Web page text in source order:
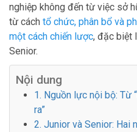
nghiệp không đến từ việc sở
từ cách tổ chức, phân bổ và
một cách chiến lược, đặc biệt
Senior.
Nội dung
1. Nguồn lực nội bộ: Từ
ra”
2. Junior và Senior: Hai